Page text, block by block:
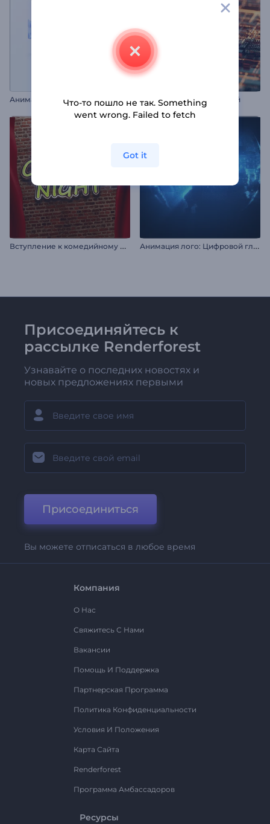
А
нимация бизнес-лого: Глянцевый эффект Интро крипто-технологий
В
ступление к комедийному шоу А
нимация лого: Цифровой глобус
Присоединяйтесь к
рассылке Renderforest
Узнавайте о последних новостях и
новых предложениях первыми
Присоединиться
Вы можете отписаться в любое время
Компания
О Нас
Свяжитесь С Нами
Вакансии
Помощь И Поддержка
Партнерская Программа
Политика Конфиденциальности
Условия И Положения
Карта Сайта
Renderforest
Программа Амбассадоров
Ресурсы
Что-то пошло не так. Something
went wrong. Failed to fetch
Got it